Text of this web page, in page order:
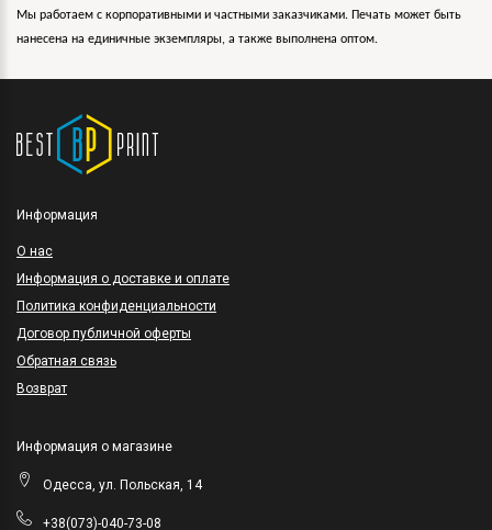
Мы работаем с корпоративными и частными заказчиками. Печать может быть
нанесена на единичные экземпляры, а также выполнена оптом.
Информация
O нас
Информация о доставке и оплате
Политика конфиденциальности
Договор публичной оферты
Обратная связь
Возврат
Информация о магазине
Одесса, ул. Польская, 14
+38(073)-040-73-08